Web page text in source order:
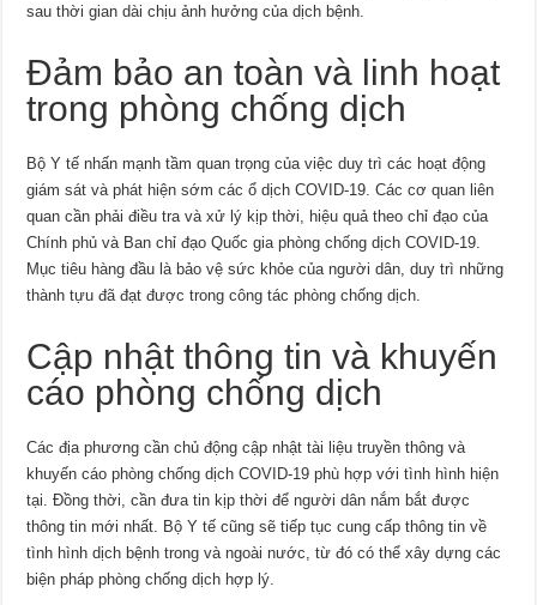
sau thời gian dài chịu ảnh hưởng của dịch bệnh.
Đảm bảo an toàn và linh hoạt
trong phòng chống dịch
Bộ Y tế nhấn mạnh tầm quan trọng của việc duy trì các hoạt động
giám sát và phát hiện sớm các ổ dịch COVID-19. Các cơ quan liên
quan cần phải điều tra và xử lý kịp thời, hiệu quả theo chỉ đạo của
Chính phủ và Ban chỉ đạo Quốc gia phòng chống dịch COVID-19.
Mục tiêu hàng đầu là bảo vệ sức khỏe của người dân, duy trì những
thành tựu đã đạt được trong công tác phòng chống dịch.
Cập nhật thông tin và khuyến
cáo phòng chống dịch
Các địa phương cần chủ động cập nhật tài liệu truyền thông và
khuyến cáo phòng chống dịch COVID-19 phù hợp với tình hình hiện
tại. Đồng thời, cần đưa tin kịp thời để người dân nắm bắt được
thông tin mới nhất. Bộ Y tế cũng sẽ tiếp tục cung cấp thông tin về
tình hình dịch bệnh trong và ngoài nước, từ đó có thể xây dựng các
biện pháp phòng chống dịch hợp lý.